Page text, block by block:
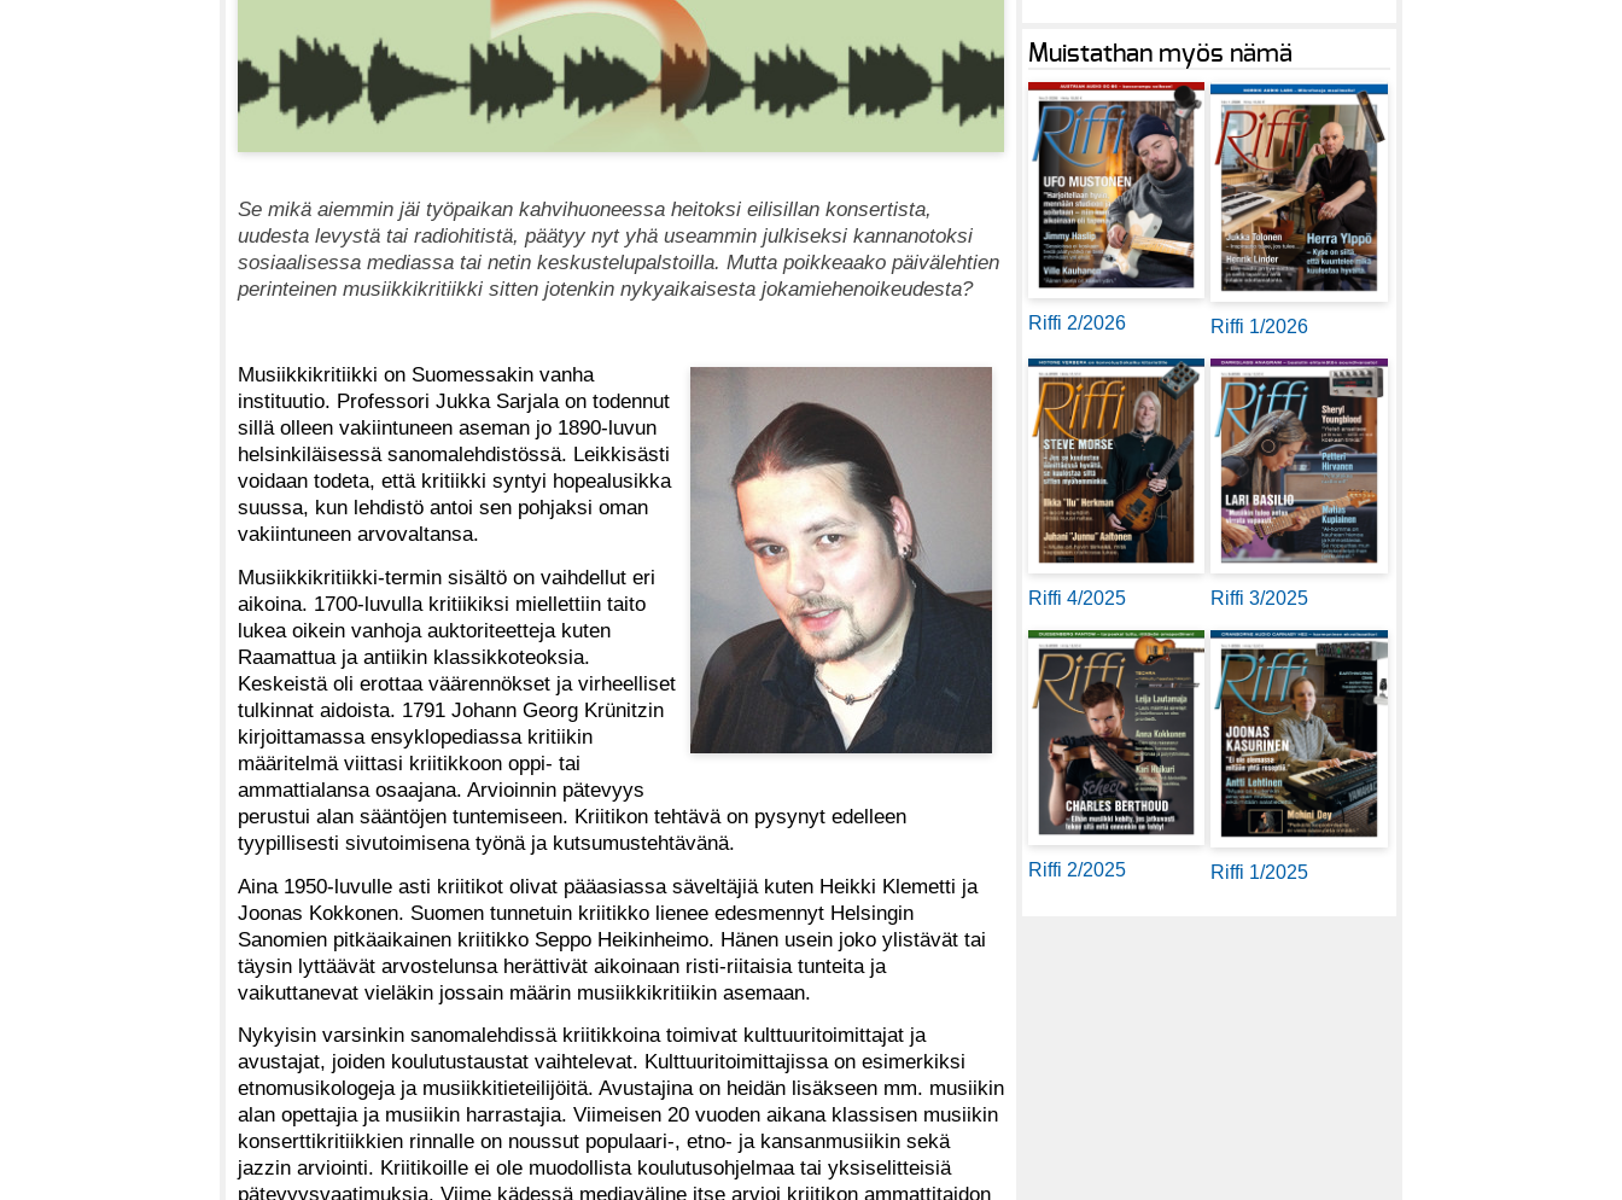
Se mikä aiemmin jäi työpaikan kahvihuoneessa heitoksi eilisillan konsertista,
uudesta levystä tai radiohitistä, päätyy nyt yhä useammin julkiseksi kannanotoksi
sosiaalisessa mediassa tai netin keskustelupalstoilla. Mutta poikkeaako päivälehtien
perinteinen musiikkikritiikki sitten jotenkin nykyaikaisesta jokamiehenoikeudesta?
Musiikkikritiikki on Suomessakin vanha
instituutio. Professori Jukka Sarjala on todennut
sillä olleen vakiintuneen aseman jo 1890-luvun
helsinkiläisessä sanomalehdistössä. Leikkisästi
voidaan todeta, että kritiikki syntyi hopealusikka
suussa, kun lehdistö antoi sen pohjaksi oman
vakiintuneen arvovaltansa.
Musiikkikritiikki-termin sisältö on vaihdellut eri
aikoina. 1700-luvulla kritiikiksi miellettiin taito
lukea oikein vanhoja auktoriteetteja kuten
Raamattua ja antiikin klassikkoteoksia.
Keskeistä oli erottaa väärennökset ja virheelliset
tulkinnat aidoista. 1791 Johann Georg Krünitzin
kirjoittamassa ensyklopediassa kritiikin
määritelmä viittasi kriitikkoon oppi- tai
ammattialansa osaajana. Arvioinnin pätevyys
perustui alan sääntöjen tuntemiseen. Kriitikon tehtävä on pysynyt edelleen
tyypillisesti sivutoimisena työnä ja kutsumustehtävänä.
Aina 1950-luvulle asti kriitikot olivat pääasiassa säveltäjiä kuten Heikki Klemetti ja
Joonas Kokkonen. Suomen tunnetuin kriitikko lienee edesmennyt Helsingin
Sanomien pitkäaikainen kriitikko Seppo Heikinheimo. Hänen usein joko ylistävät tai
täysin lyttäävät arvostelunsa herättivät aikoinaan risti-riitaisia tunteita ja
vaikuttanevat vieläkin jossain määrin musiikkikritiikin asemaan.
Nykyisin varsinkin sanomalehdissä kriitikkoina toimivat kulttuuritoimittajat ja
avustajat, joiden koulutustaustat vaihtelevat. Kulttuuritoimittajissa on esimerkiksi
etnomusikologeja ja musiikkitieteilijöitä. Avustajina on heidän lisäkseen mm. musiikin
alan opettajia ja musiikin harrastajia. Viimeisen 20 vuoden aikana klassisen musiikin
konserttikritiikkien rinnalle on noussut populaari-, etno- ja kansanmusiikin sekä
jazzin arviointi. Kriitikoille ei ole muodollista koulutusohjelmaa tai yksiselitteisiä
pätevyysvaatimuksia. Viime kädessä mediaväline itse arvioi kriitikon ammattitaidon
Muistathan myös nämä
Riffi 2/2026 Riffi 1/2026
Riffi 4/2025 Riffi 3/2025
Riffi 2/2025 Riffi 1/2025